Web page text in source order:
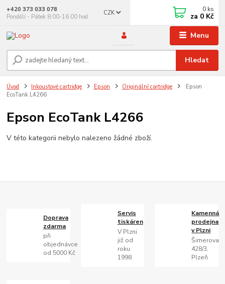
Menu
CZK
Hledat
+420 373 033 078
Pondělí - Pátek 8:00-16:00 hod.
0 ks
za 0 Kč
Úvod Inkoustové cartridge Epson Originální cartridge
Epson
EcoTank L4266
Epson EcoTank L4266
V této kategorii nebylo nalezeno žádné zboží.
Doprava
zdarma
při
objednávce
od 5000 Kč
Servis
tiskáren
V Plzni
již od
roku
1998
Kamenná
prodejna
v Plzni
Šimerova
428/3,
Plzeň